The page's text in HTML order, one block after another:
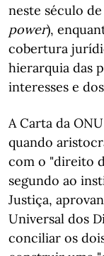
neste século
power),
cobertura
hierarquia das
interesses e
A Carta da
quando
com o "direito
segundo ao
Justiça,
Universal dos
conciliar os